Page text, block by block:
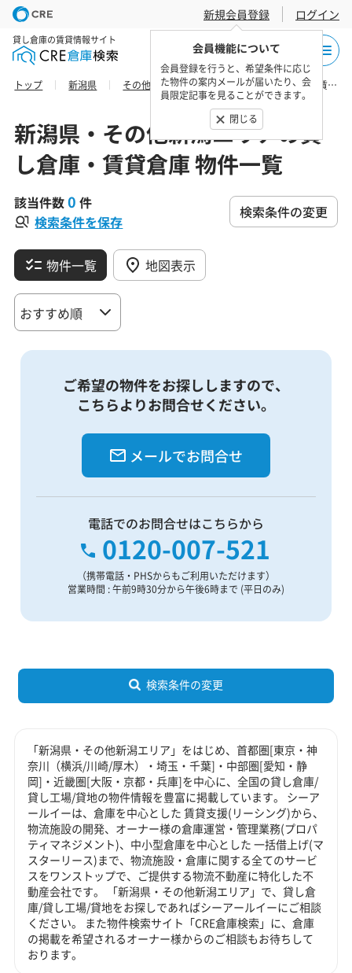
新規会員登録
会員機能について
会員登録を行うと、希望条件に応じ
た物件の案内メールが届いたり、会
員限定記事を見ることができます。
閉じる
ログイン
貸し倉庫の賃貸情報サイト
トップ 新潟県 その他新潟エリア 南魚沼市の貸し倉庫・賃貸倉庫 物件一覧
新潟県・その他新潟エリアの貸
し倉庫・賃貸倉庫 物件一覧
該当件数0 件
検索条件を保存
検索条件の変更
物件一覧 地図表示
ご希望の物件をお探ししますので、
こちらよりお問合せください。
メールでお問合せ
電話でのお問合せはこちらから
0120-007-521
（携帯電話・PHSからもご利用いただけます）
営業時間 : 午前9時30分から午後6時まで (平日のみ)
検索条件の変更
「新潟県・その他新潟エリア」をはじめ、首都圏[東京・神
奈川（横浜/川崎/厚木）・埼玉・千葉]・中部圏[愛知・静
岡]・近畿圏[大阪・京都・兵庫]を中心に、全国の貸し倉庫/
貸し工場/貸地の物件情報を豊富に掲載しています。 シーア
ールイーは、倉庫を中心とした 賃貸支援(リーシング)から、
物流施設の開発、オーナー様の倉庫運営・管理業務(プロパ
ティマネジメント)、中小型倉庫を中心とした 一括借上げ(マ
スターリース)まで、物流施設・倉庫に関する全てのサービ
スをワンストップで、ご提供する物流不動産に特化した不
動産会社です。 「新潟県・その他新潟エリア」で、貸し倉
庫/貸し工場/貸地をお探しであればシーアールイーにご相談
ください。 また物件検索サイト「CRE倉庫検索」に、倉庫
の掲載を希望されるオーナー様からのご相談もお待ちして
おります。